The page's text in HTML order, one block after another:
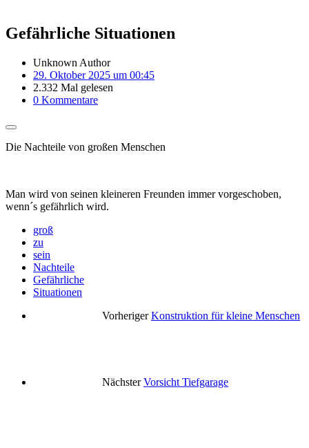
Gefährliche Situationen
Unknown Author
29. Oktober 2025 um 00:45
2.332 Mal gelesen
0 Kommentare
Die Nachteile von großen Menschen
Man wird von seinen kleineren Freunden immer vorgeschoben,
wenn´s gefährlich wird.
groß
zu
sein
Nachteile
Gefährliche
Situationen
Vorheriger Konstruktion für kleine Menschen
Nächster Vorsicht Tiefgarage